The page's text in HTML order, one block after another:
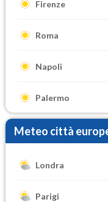
Firenze
Roma
Napoli
Palermo
Meteo città
Londra
Parigi